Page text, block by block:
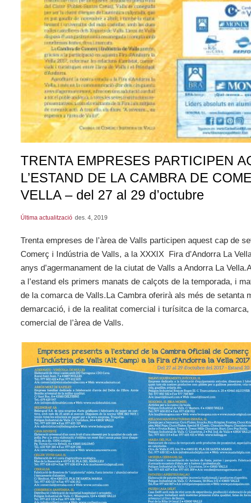
TRENTA EMPRESES PARTICIPEN
L’ESTAND DE LA CAMBRA DE
VELLA – del 27 al 29 d’octubre
Última actualització des. 4, 2019
Trenta empreses de l’àrea de Valls participen aquest cap de
Comerç i Indústria de Valls, a la XXXIX Fira d’Andorra La
anys d’agermanament de la ciutat de Valls a Andorra La
a l’estand els primers manats de calçots de la temporada, i
de la comarca de Valls.La Cambra oferirà als més de
demarcació, i de la realitat comercial i turísitca de la
comercial de l’àrea de Valls.